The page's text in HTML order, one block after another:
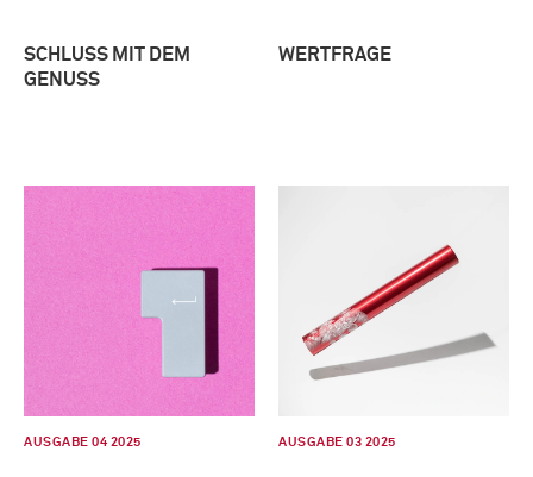
SCHLUSS MIT DEM
GENUSS
WERTFRAGE
AUSGABE 04 2025 AUSGABE 03 2025